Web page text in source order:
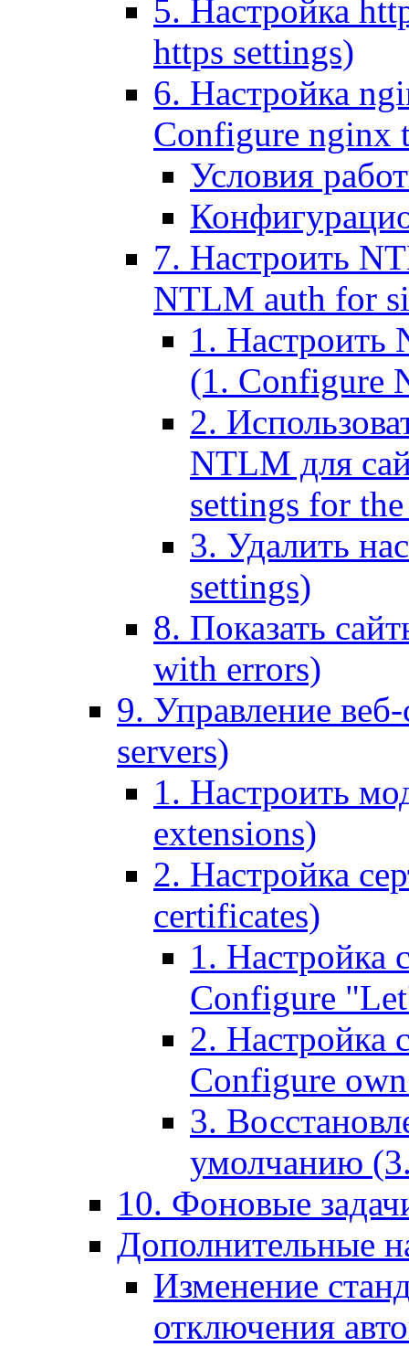
5. Настройка
https settings)
6. Настройка
Configure nginx
Условия
7. Настроить
NTLM auth for
1. Настроить
(1. Configure
2.
NTLM для
settings for
3. Удалить
settings)
8. Показать
with errors)
9. Управление
servers)
1. Настроить
extensions)
2. Настройка
certificates)
1. Настройка
Configure
2. Настройка
Configure
3.
умолчанию
10. Фоновые
Дополнительные
Изменение
отключения